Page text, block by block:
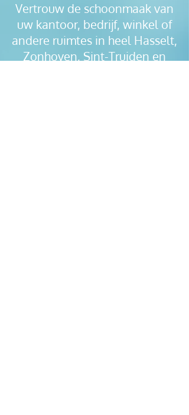
Vertrouw de schoonmaak van
uw kantoor, bedrijf, winkel of
andere ruimtes in heel Hasselt,
Zonhoven, Sint-Truiden en